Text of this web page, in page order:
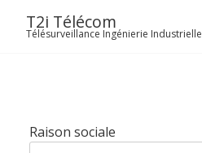
T2i Télécom
Télésurveillance Ingénierie Industrielle
Raison sociale